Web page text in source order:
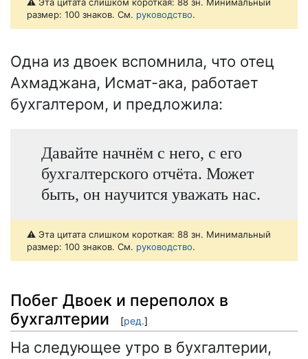
⚠️ Эта цитата слишком короткая: 88 зн. Минимальный
размер: 100 знаков. См. руководство.
Одна из двоек вспомнила, что отец
Ахмаджана, Исмат-ака, работает
бухгалтером, и предложила:
Давайте начнём с него, с его
бухгалтерского отчёта. Может
быть, он научится уважать нас.
⚠️ Эта цитата слишком короткая: 88 зн. Минимальный
размер: 100 знаков. См. руководство.
Побег Двоек и переполох в
бухгалтерии
[ред.]
На следующее утро в бухгалтерии,